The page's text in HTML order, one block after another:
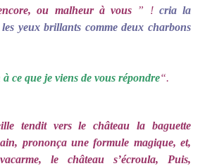
ou malheur à vous ” ! cria la
yeux brillants comme deux charbons
ce que je viens de vous répondre“.
tendit vers le château la baguette
prononça une formule magique, et,
le château s’écroula, Puis,